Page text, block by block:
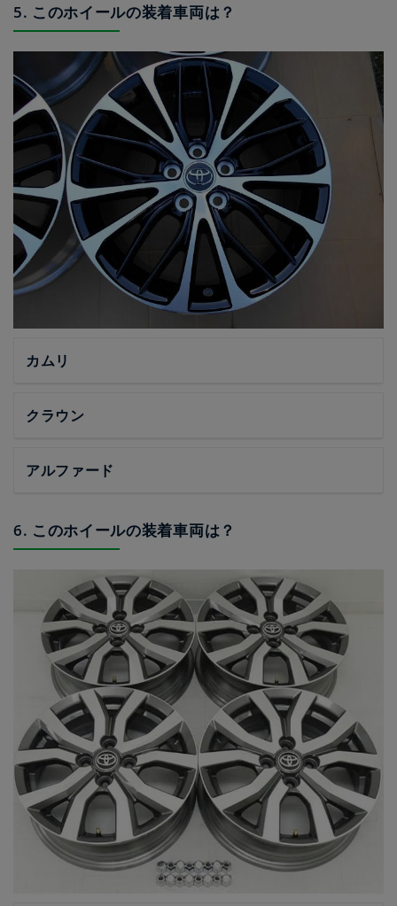
5. このホイールの装着車両は？
カムリ
クラウン
アルファード
6. このホイールの装着車両は？